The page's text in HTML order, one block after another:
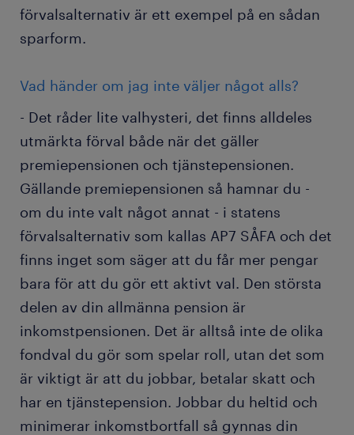
förvalsalternativ är ett exempel på en sådan
sparform.
Vad händer om jag inte väljer något alls?
- Det råder lite valhysteri, det finns alldeles
utmärkta förval både när det gäller
premiepensionen och tjänstepensionen.
Gällande premiepensionen så hamnar du -
om du inte valt något annat - i statens
förvalsalternativ som kallas AP7 SÅFA och det
finns inget som säger att du får mer pengar
bara för att du gör ett aktivt val. Den största
delen av din allmänna pension är
inkomstpensionen. Det är alltså inte de olika
fondval du gör som spelar roll, utan det som
är viktigt är att du jobbar, betalar skatt och
har en tjänstepension. Jobbar du heltid och
minimerar inkomstbortfall så gynnas din